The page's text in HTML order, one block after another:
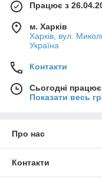
Працює з
м. Харків
Харків, вул.
Україна
Контакти
Сьогодні
Показати весь
Про нас
Контакти